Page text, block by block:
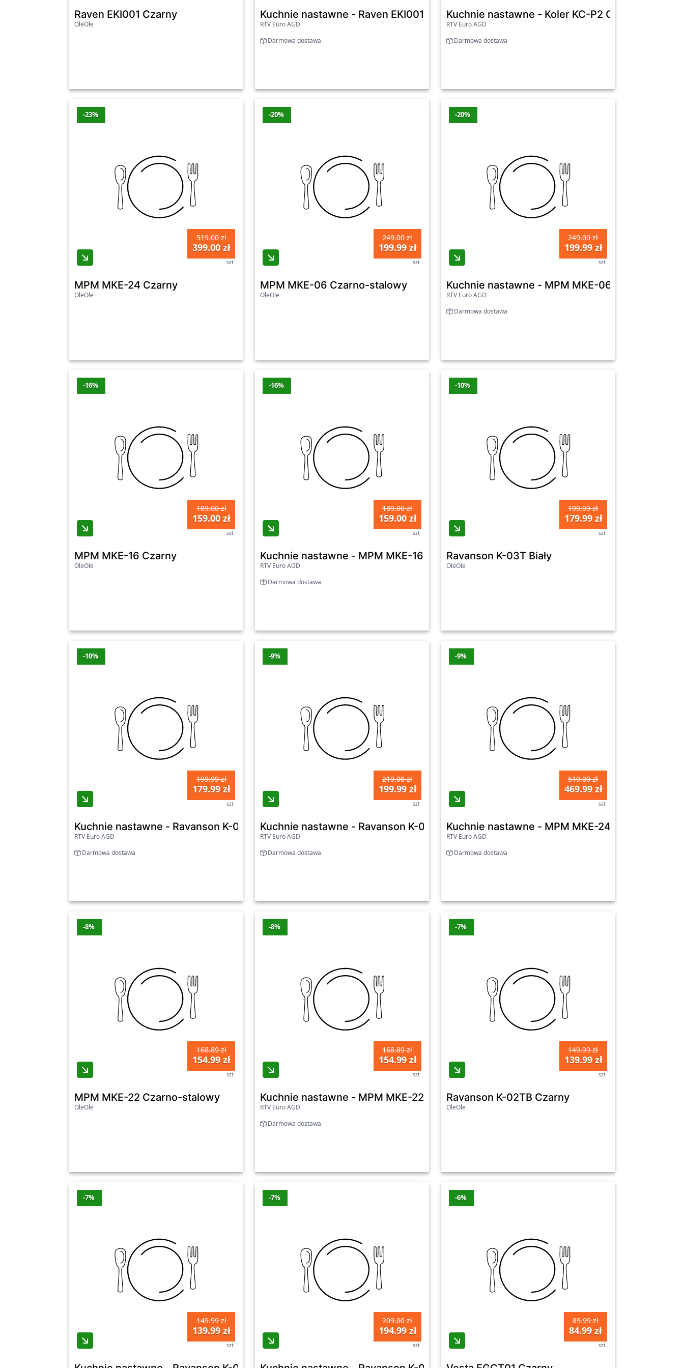
Promocje z ostatnich 7 dni
Sklep Wartość zniżki Cena
Ostatnia aktualizacja promocji: środa, 05.08.2026
Zobacz wszystkie oferty promocyjne poniżej.
Raven EKI001 Czarny
OleOle
Kuchnie nastawne - Raven EKI001 Czarny
RTV Euro AGD
Darmowa dostawa
Kuchnie nastawne - Koler KC-P2 Granatowy
RTV Euro AGD
Darmowa dostawa
-23%
519.00 zł
399.00 zł
szt
MPM MKE-24 Czarny
OleOle
-20%
249.00 zł
199.99 zł
szt
MPM MKE-06 Czarno-stalowy
OleOle
-20%
249.00 zł
199.99 zł
szt
Kuchnie nastawne - MPM MKE-06 Czarno-
RTV Euro AGD
Darmowa dostawa
-16%
189.00 zł
159.00 zł
szt
MPM MKE-16 Czarny
OleOle
-16%
189.00 zł
159.00 zł
szt
Kuchnie nastawne - MPM MKE-16 Czarny
RTV Euro AGD
Darmowa dostawa
-10%
199.99 zł
179.99 zł
szt
Ravanson K-03T Biały
OleOle
-10%
199.99 zł
179.99 zł
szt
Kuchnie nastawne - Ravanson K-03T Biały
RTV Euro AGD
Darmowa dostawa
-9%
219.00 zł
199.99 zł
szt
Kuchnie nastawne - Ravanson K-04T Biały
RTV Euro AGD
Darmowa dostawa
-9%
519.00 zł
469.99 zł
szt
Kuchnie nastawne - MPM MKE-24 Czarny
RTV Euro AGD
Darmowa dostawa
-8%
168.89 zł
154.99 zł
szt
MPM MKE-22 Czarno-stalowy
OleOle
-8%
168.89 zł
154.99 zł
szt
Kuchnie nastawne - MPM MKE-22 Czarno-stalowy
RTV Euro AGD
Darmowa dostawa
-7%
149.99 zł
139.99 zł
szt
Ravanson K-02TB Czarny
OleOle
-7%
149.99 zł
139.99 zł
szt
-7%
209.00 zł
194.99 zł
szt
-6%
89.99 zł
84.99 zł
szt